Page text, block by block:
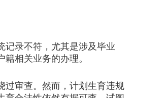
录不符，尤其是涉及毕业
相关业务的办理。
审查。然而，计划生育违规